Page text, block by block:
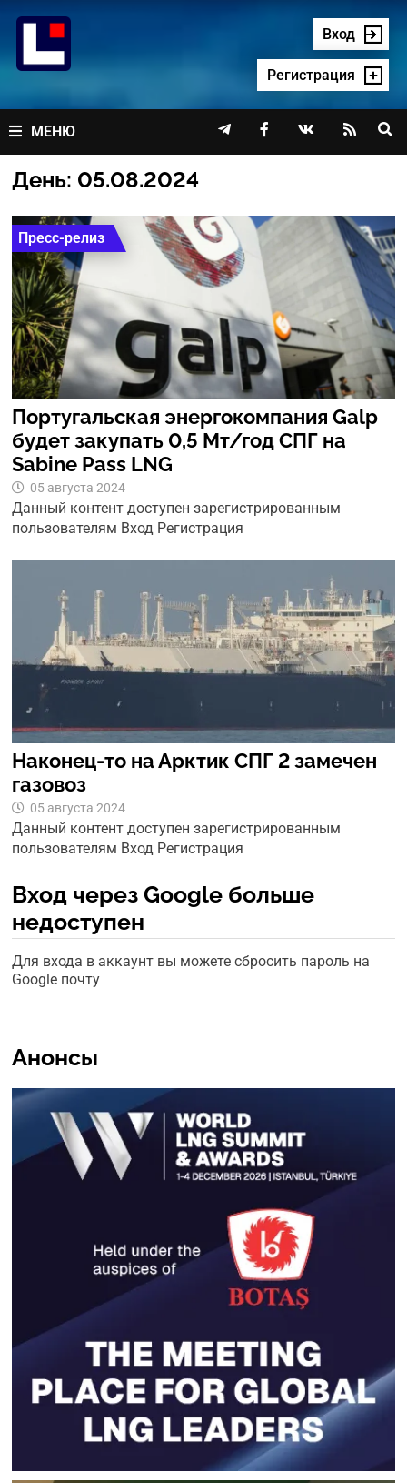
содержимому
Вход
Регистрация
МЕНЮ    
День: 05.08.2024
Пресс-релиз
Португальская энергокомпания Galp
будет закупать 0,5 Мт/год СПГ на
Sabine Pass LNG
05 августа 2024
Данный контент доступен зарегистрированным
пользователям Вход Регистрация
Наконец-то на Арктик СПГ 2 замечен
газовоз
05 августа 2024
Данный контент доступен зарегистрированным
пользователям Вход Регистрация
Вход через Google больше
недоступен
Для входа в аккаунт вы можете сбросить пароль на
Google почту
Анонсы